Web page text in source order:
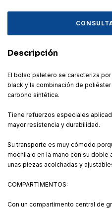
Descripción
El bolso paletero se caracteriza
black y la combinación de
carbono sintética.
Tiene refuerzos especiales
mayor resistencia y durabilidad.
Su transporte es muy cómodo
mochila o en la mano con su doble
unas piezas acolchadas y
COMPARTIMENTOS:
Con un compartimento central de